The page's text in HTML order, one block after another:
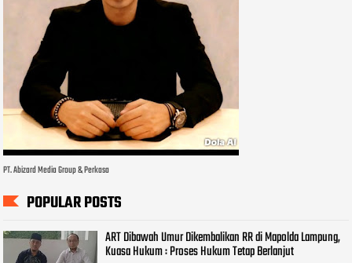
PT. Abizard Media Group & Perkasa
POPULAR POSTS
ART Dibawah Umur Dikembalikan RR di Mapolda Lampung,
Kuasa Hukum : Proses Hukum Tetap Berlanjut